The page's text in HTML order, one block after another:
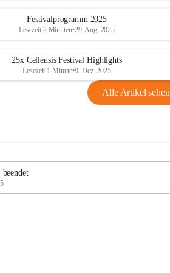
Festivalprogramm 2025
Lesezeit 2 Minuten•29. Aug. 2025
25x Cellensis Festival Highlights
Lesezeit 1 Minute•9. Dez. 2025
Alle Artikel sehen